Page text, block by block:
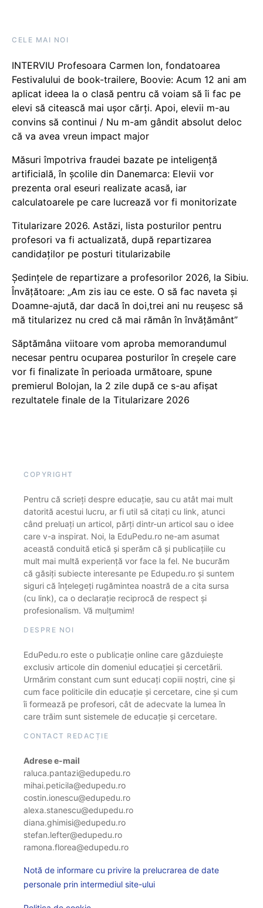
CELE MAI NOI
INTERVIU Profesoara Carmen Ion, fondatoarea
Festivalului de book-trailere, Boovie: Acum 12 ani am
aplicat ideea la o clasă pentru că voiam să îi fac pe
elevi să citească mai ușor cărți. Apoi, elevii m-au
convins să continui / Nu m-am gândit absolut deloc
că va avea vreun impact major
Măsuri împotriva fraudei bazate pe inteligență
artificială, în școlile din Danemarca: Elevii vor
prezenta oral eseuri realizate acasă, iar
calculatoarele pe care lucrează vor fi monitorizate
Titularizare 2026. Astăzi, lista posturilor pentru
profesori va fi actualizată, după repartizarea
candidaților pe posturi titularizabile
Ședințele de repartizare a profesorilor 2026, la Sibiu.
Învățătoare: „Am zis iau ce este. O să fac naveta și
Doamne-ajută, dar dacă în doi,trei ani nu reușesc să
mă titularizez nu cred că mai rămân în învățământ”
Săptămâna viitoare vom aproba memorandumul
necesar pentru ocuparea posturilor în creșele care
vor fi finalizate în perioada următoare, spune
premierul Bolojan, la 2 zile după ce s-au afișat
rezultatele finale de la Titularizare 2026
COPYRIGHT
Pentru că scrieți despre educație, sau cu atât mai mult
datorită acestui lucru, ar fi util să citați cu link, atunci
când preluați un articol, părți dintr-un articol sau o idee
care v-a inspirat. Noi, la EduPedu.ro ne-am asumat
această conduită etică și sperăm că și publicațiile cu
mult mai multă experiență vor face la fel. Ne bucurăm
că găsiți subiecte interesante pe Edupedu.ro și suntem
siguri că înțelegeți rugămintea noastră de a cita sursa
(cu link), ca o declarație reciprocă de respect și
profesionalism. Vă mulțumim!
DESPRE NOI
EduPedu.ro este o publicație online care găzduiește
exclusiv articole din domeniul educației și cercetării.
Urmărim constant cum sunt educați copiii noștri, cine și
cum face politicile din educație și cercetare, cine și cum
îi formează pe profesori, cât de adecvate la lumea în
care trăim sunt sistemele de educație și cercetare.
CONTACT REDACȚIE
Adrese e-mail
raluca.pantazi@edupedu.ro
mihai.peticila@edupedu.ro
costin.ionescu@edupedu.ro
alexa.stanescu@edupedu.ro
diana.ghimisi@edupedu.ro
stefan.lefter@edupedu.ro
ramona.florea@edupedu.ro
Notă de informare cu privire la prelucrarea de date
personale prin intermediul site-ului